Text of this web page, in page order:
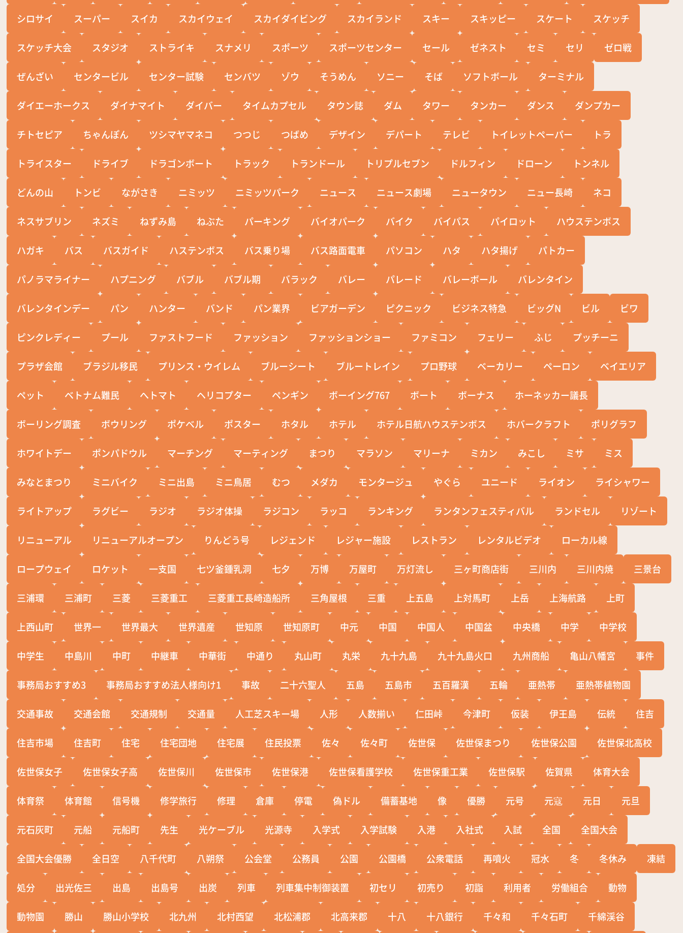
シロサイ スーパー スイカ スカイウェイ スカイダイビング スカイランド スキー スキッピー スケート スケッチ
スケッチ大会 スタジオ ストライキ スナメリ スポーツ スポーツセンター セール ゼネスト セミ セリ ゼロ戦
ぜんざい センタービル センター試験 センバツ ゾウ そうめん ソニー そば ソフトボール ターミナル
ダイエーホークス ダイナマイト ダイバー タイムカプセル タウン誌 ダム タワー タンカー ダンス ダンプカー
チトセピア ちゃんぽん ツシマヤマネコ つつじ つばめ デザイン デパート テレビ トイレットペーパー トラ
トライスター ドライブ ドラゴンボート トラック トランドール トリプルセブン ドルフィン ドローン トンネル
どんの山 トンビ ながさき ニミッツ ニミッツパーク ニュース ニュース劇場 ニュータウン ニュー長崎 ネコ
ネスサブリン ネズミ ねずみ島 ねぶた パーキング バイオパーク バイク バイパス パイロット ハウステンボス
ハガキ バス バスガイド ハステンボス バス乗り場 バス路面電車 パソコン ハタ ハタ揚げ パトカー
パノラマライナー ハプニング バブル バブル期 バラック バレー パレード バレーボール バレンタイン
バレンタインデー パン ハンター バンド パン業界 ビアガーデン ピクニック ビジネス特急 ビッグN ビル ビワ
ピンクレディー プール ファストフード ファッション ファッションショー ファミコン フェリー ふじ プッチーニ
プラザ会館 ブラジル移民 プリンス・ウイレム ブルーシート ブルートレイン プロ野球 ベーカリー ペーロン ベイエリア
ペット ベトナム難民 へトマト ヘリコプター ペンギン ボーイング767 ボート ボーナス ホーネッカー議長
ボーリング調査 ボウリング ポケベル ポスター ホタル ホテル ホテル日航ハウステンボス ホバークラフト ポリグラフ
ホワイトデー ポンパドウル マーチング マーティング まつり マラソン マリーナ ミカン みこし ミサ ミス
みなとまつり ミニバイク ミニ出島 ミニ鳥居 むつ メダカ モンタージュ やぐら ユニード ライオン ライシャワー
ライトアップ ラグビー ラジオ ラジオ体操 ラジコン ラッコ ランキング ランタンフェスティバル ランドセル リゾート
リニューアル リニューアルオープン りんどう号 レジェンド レジャー施設 レストラン レンタルビデオ ローカル線
ロープウェイ ロケット 一支国 七ツ釜鍾乳洞 七夕 万博 万屋町 万灯流し 三ヶ町商店街 三川内 三川内焼 三景台
三浦環 三浦町 三菱 三菱重工 三菱重工長崎造船所 三角屋根 三重 上五島 上対馬町 上岳 上海航路 上町
上西山町 世界一 世界最大 世界遺産 世知原 世知原町 中元 中国 中国人 中国盆 中央橋 中学 中学校
中学生 中島川 中町 中継車 中華街 中通り 丸山町 丸栄 九十九島 九十九島火口 九州商船 亀山八幡宮 事件
事務局おすすめ3 事務局おすすめ法人様向け1 事故 二十六聖人 五島 五島市 五百羅漢 五輪 亜熱帯 亜熱帯植物園
交通事故 交通会館 交通規制 交通量 人工芝スキー場 人形 人数揃い 仁田峠 今津町 仮装 伊王島 伝統 住吉
住吉市場 住吉町 住宅 住宅団地 住宅展 住民投票 佐々 佐々町 佐世保 佐世保まつり 佐世保公園 佐世保北高校
佐世保女子 佐世保女子高 佐世保川 佐世保市 佐世保港 佐世保看護学校 佐世保重工業 佐世保駅 佐賀県 体育大会
体育祭 体育館 信号機 修学旅行 修理 倉庫 停電 偽ドル 備蓄基地 像 優勝 元号 元寇 元日 元旦
元石灰町 元船 元船町 先生 光ケーブル 光源寺 入学式 入学試験 入港 入社式 入試 全国 全国大会
全国大会優勝 全日空 八千代町 八朔祭 公会堂 公務員 公園 公園橋 公衆電話 再噴火 冠水 冬 冬休み 凍結
処分 出光佐三 出島 出島号 出炭 列車 列車集中制御装置 初セリ 初売り 初詣 利用者 労働組合 動物
動物園 勝山 勝山小学校 北九州 北村西望 北松浦郡 北高来郡 十八 十八銀行 千々和 千々石町 千綿渓谷